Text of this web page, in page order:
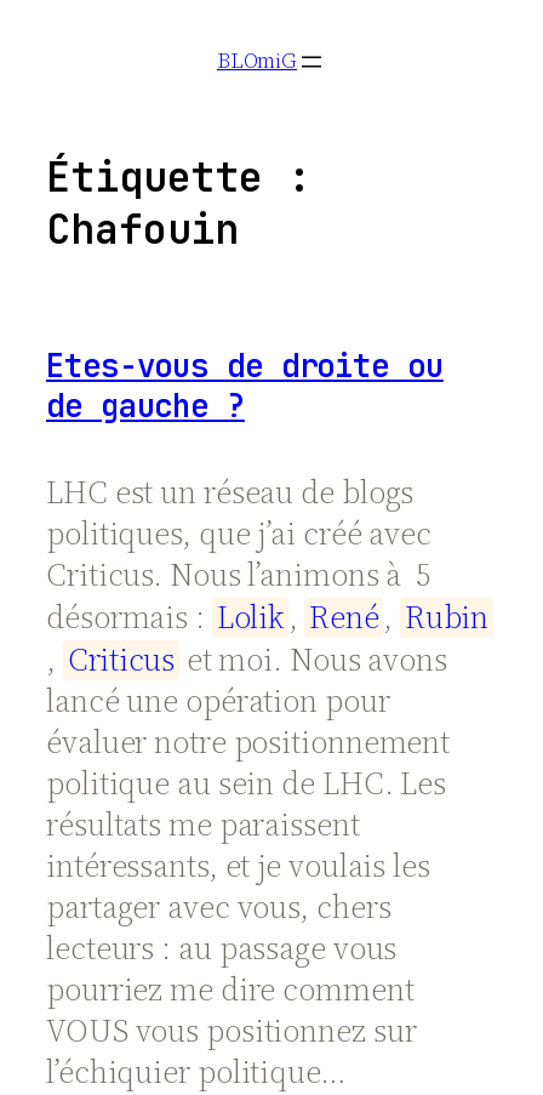
BLOmiG
Étiquette :
Chafouin
Etes-vous de droite ou
de gauche ?
LHC est un réseau de blogs
politiques, que j’ai créé avec
Criticus. Nous l’animons à 5
désormais : Lolik , René, Rubin
, Criticus et moi. Nous avons
lancé une opération pour
évaluer notre positionnement
politique au sein de LHC. Les
résultats me paraissent
intéressants, et je voulais les
partager avec vous, chers
lecteurs : au passage vous
pourriez me dire comment
VOUS vous positionnez sur
l’échiquier politique…